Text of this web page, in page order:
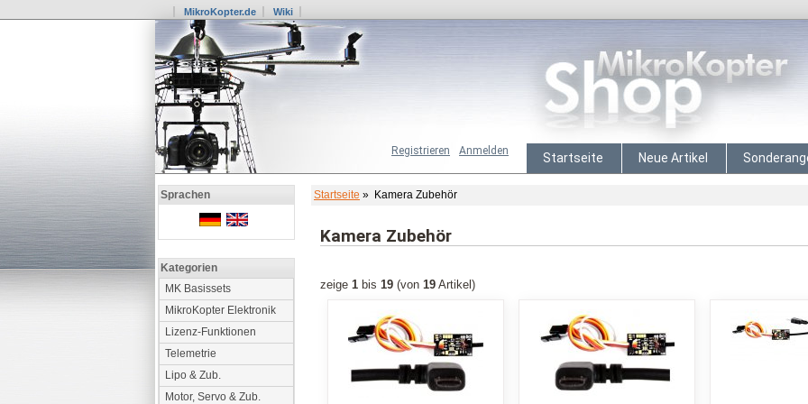
MikroKopter.de Wiki
Startseite Neue Artikel
Anmelden
Registrieren
Sprachen
Kategorien
MK Basissets
MikroKopter Elektronik
Lizenz-Funktionen
Telemetrie
Lipo & Zub.
Motor, Servo & Zub.
Startseite » Kamera Zubehör
Kamera Zubehör
zeige1 bis19 (von19 Artikel)